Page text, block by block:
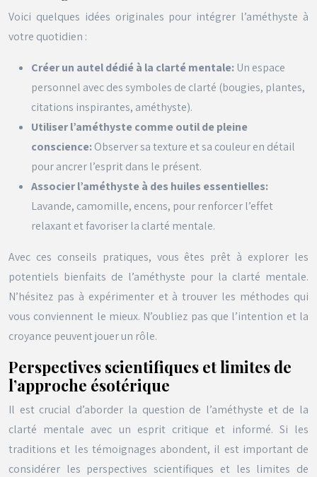
Voici quelques idées originales pour intégrer l’améthyste à
votre quotidien :
Créer un autel dédié à la clarté mentale: Un espace
personnel avec des symboles de clarté (bougies, plantes,
citations inspirantes, améthyste).
Utiliser l’améthyste comme outil de pleine
conscience:Observer sa texture et sa couleur en détail
pour ancrer l’esprit dans le présent.
Associer l’améthyste à des huiles essentielles:
Lavande, camomille, encens, pour renforcer l’effet
relaxant et favoriser la clarté mentale.
Avec ces conseils pratiques, vous êtes prêt à explorer les
potentiels bienfaits de l’améthyste pour la clarté mentale.
N’hésitez pas à expérimenter et à trouver les méthodes qui
vous conviennent le mieux. N’oubliez pas que l’intention et la
croyance peuvent jouer un rôle.
Perspectives scientifiques et limites de
l’approche ésotérique
Il est crucial d’aborder la question de l’améthyste et de la
clarté mentale avec un esprit critique et informé. Si les
traditions et les témoignages abondent, il est important de
considérer les perspectives scientifiques et les limites de